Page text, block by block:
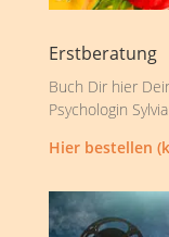
Erstberatung
Buch Dir hier
Psychologin
Hier bestellen